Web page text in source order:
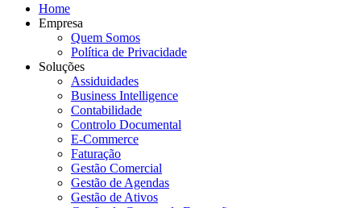
Home
Empresa
Quem Somos
Política de Privacidade
Soluções
Assiduidades
Business Intelligence
Contabilidade
Controlo Documental
E-Commerce
Faturação
Gestão Comercial
Gestão de Agendas
Gestão de Ativos